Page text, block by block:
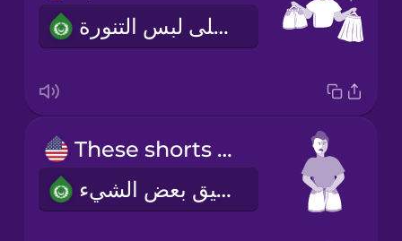
أفضل لبس الشورت على لبس التنورة.
These shorts are a bit too tight.
هذا الشورت ضيق بعض الشيء.